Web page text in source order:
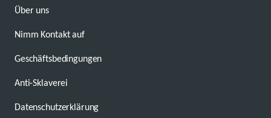
Über uns
Nimm Kontakt auf
Geschäftsbedingungen
Anti-Sklaverei
Datenschutzerklärung